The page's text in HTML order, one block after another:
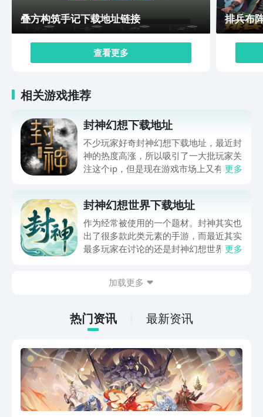
叠方构筑手记下载地址链接
查看更多
排兵布
相关游戏推荐
封神幻想下载地址
不少玩家好奇封神幻想下载地址，最近封
神的热度高涨，所以吸引了一大批玩家关
注这个ip，但是现在游戏市场上又有哪些
在就为大家分享一下载的方法，大家一起
来了解一下吧。
更多
封神幻想世界下载地址
作为经常被使用的一个题材。封神其实也
出了很多款此类元素的手游，而最近其实
最多玩家在讨论的还是封神幻想世界下载
绍给大家，其中还有很多的玩法是大家在
更多
加载更多
热门资讯 最新资讯